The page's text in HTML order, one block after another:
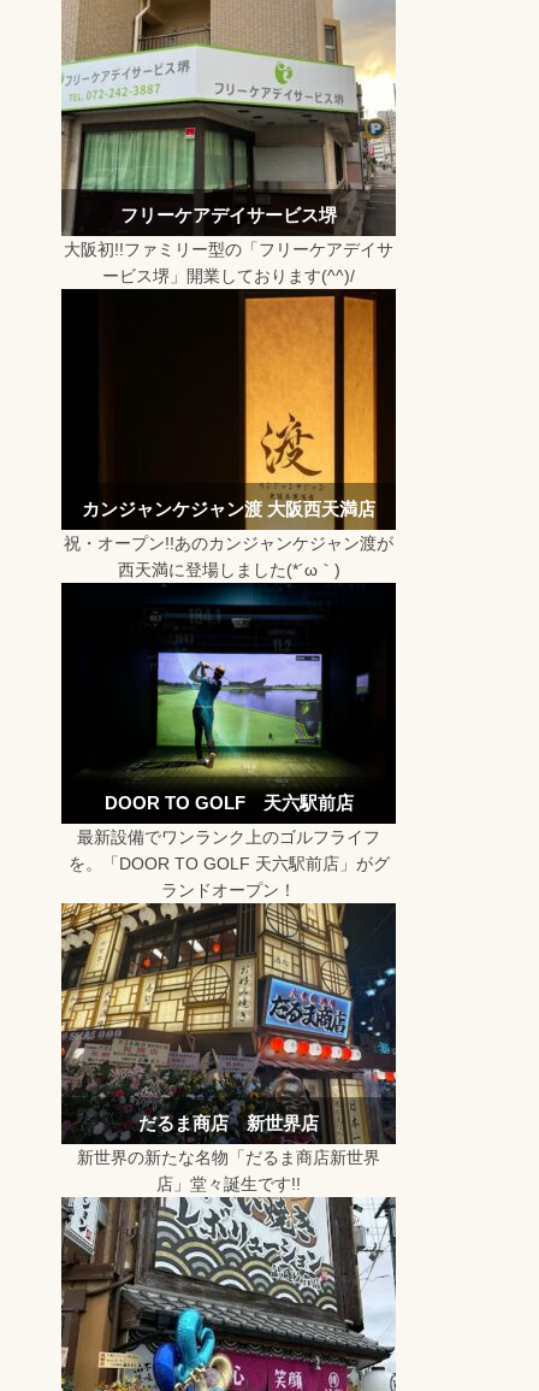
フリーケアデイサービス堺
大阪初!!ファミリー型の「フリーケアデイサ
ービス堺」開業しております(^^)/
カンジャンケジャン渡 大阪西天満店
祝・オープン!!あのカンジャンケジャン渡が
西天満に登場しました(*´ω｀)
DOOR TO GOLF 天六駅前店
最新設備でワンランク上のゴルフライフ
を。「DOOR TO GOLF 天六駅前店」がグ
ランドオープン！
だるま商店 新世界店
新世界の新たな名物「だるま商店新世界
店」堂々誕生です!!